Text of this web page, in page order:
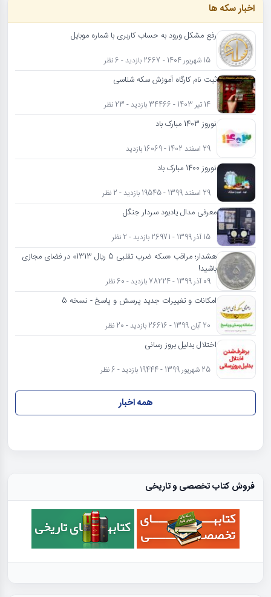
اخبار سکه ها
رفع مشکل ورود به حساب کاربری با شماره موبایل
15 شهریور 1404 - 2667 بازدید - 6 نظر
ثبت نام کارگاه آموزش سکه شناسی
14 تیر 1403 - 34466 بازدید - 23 نظر
نوروز 1403 مبارک باد
29 اسفند 1402 - 16069 بازدید
نوروز 1400 مبارک باد
29 اسفند 1399 - 19545 بازدید - 2 نظر
معرفی مدال یادبود سردار جنگل
15 آذر 1399 - 26971 بازدید - 2 نظر
هشدار؛ مراقب «سکه ضرب تقلبی 5 ریال 1313» در فضای مجازی
باشید!
09 آذر 1399 - 78224 بازدید - 60 نظر
امکانات و تغییرات جدید پرسش و پاسخ - نسخه 5
20 آبان 1399 - 26616 بازدید - 20 نظر
اختلال بدلیل بروز رسانی
25 شهریور 1399 - 19444 بازدید - 6 نظر
همه اخبار
فروش کتاب تخصصی و تاریخی